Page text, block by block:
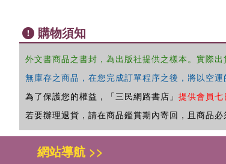
購物須知
外文書商品之書封，為出版社提供之樣本。實際
無庫存之商品，在您完成訂單程序之後，將以空
為了保護您的權益，「三民網路書店」 提供會員七
若要辦理退貨，請在商品鑑賞期內寄回，且商品
網站導航 >>